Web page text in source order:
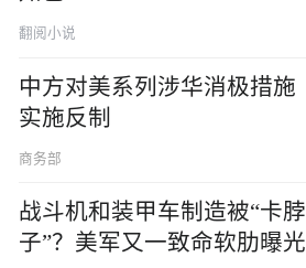
翻阅小说
中方对美系列涉华消极措施
实施反制
商务部
战斗机和装甲车制造被“卡脖
子”？美军又一致命软肋曝光